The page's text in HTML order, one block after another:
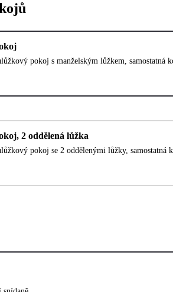
pokoj s manželským lůžkem, samostatná
2 oddělená lůžka
pokoj se 2 oddělenými lůžky, samostatná